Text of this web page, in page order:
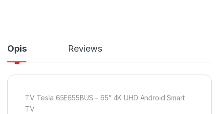
Opis Reviews
TV Tesla 65E655BUS – 65” 4K UHD Android Smart
TV